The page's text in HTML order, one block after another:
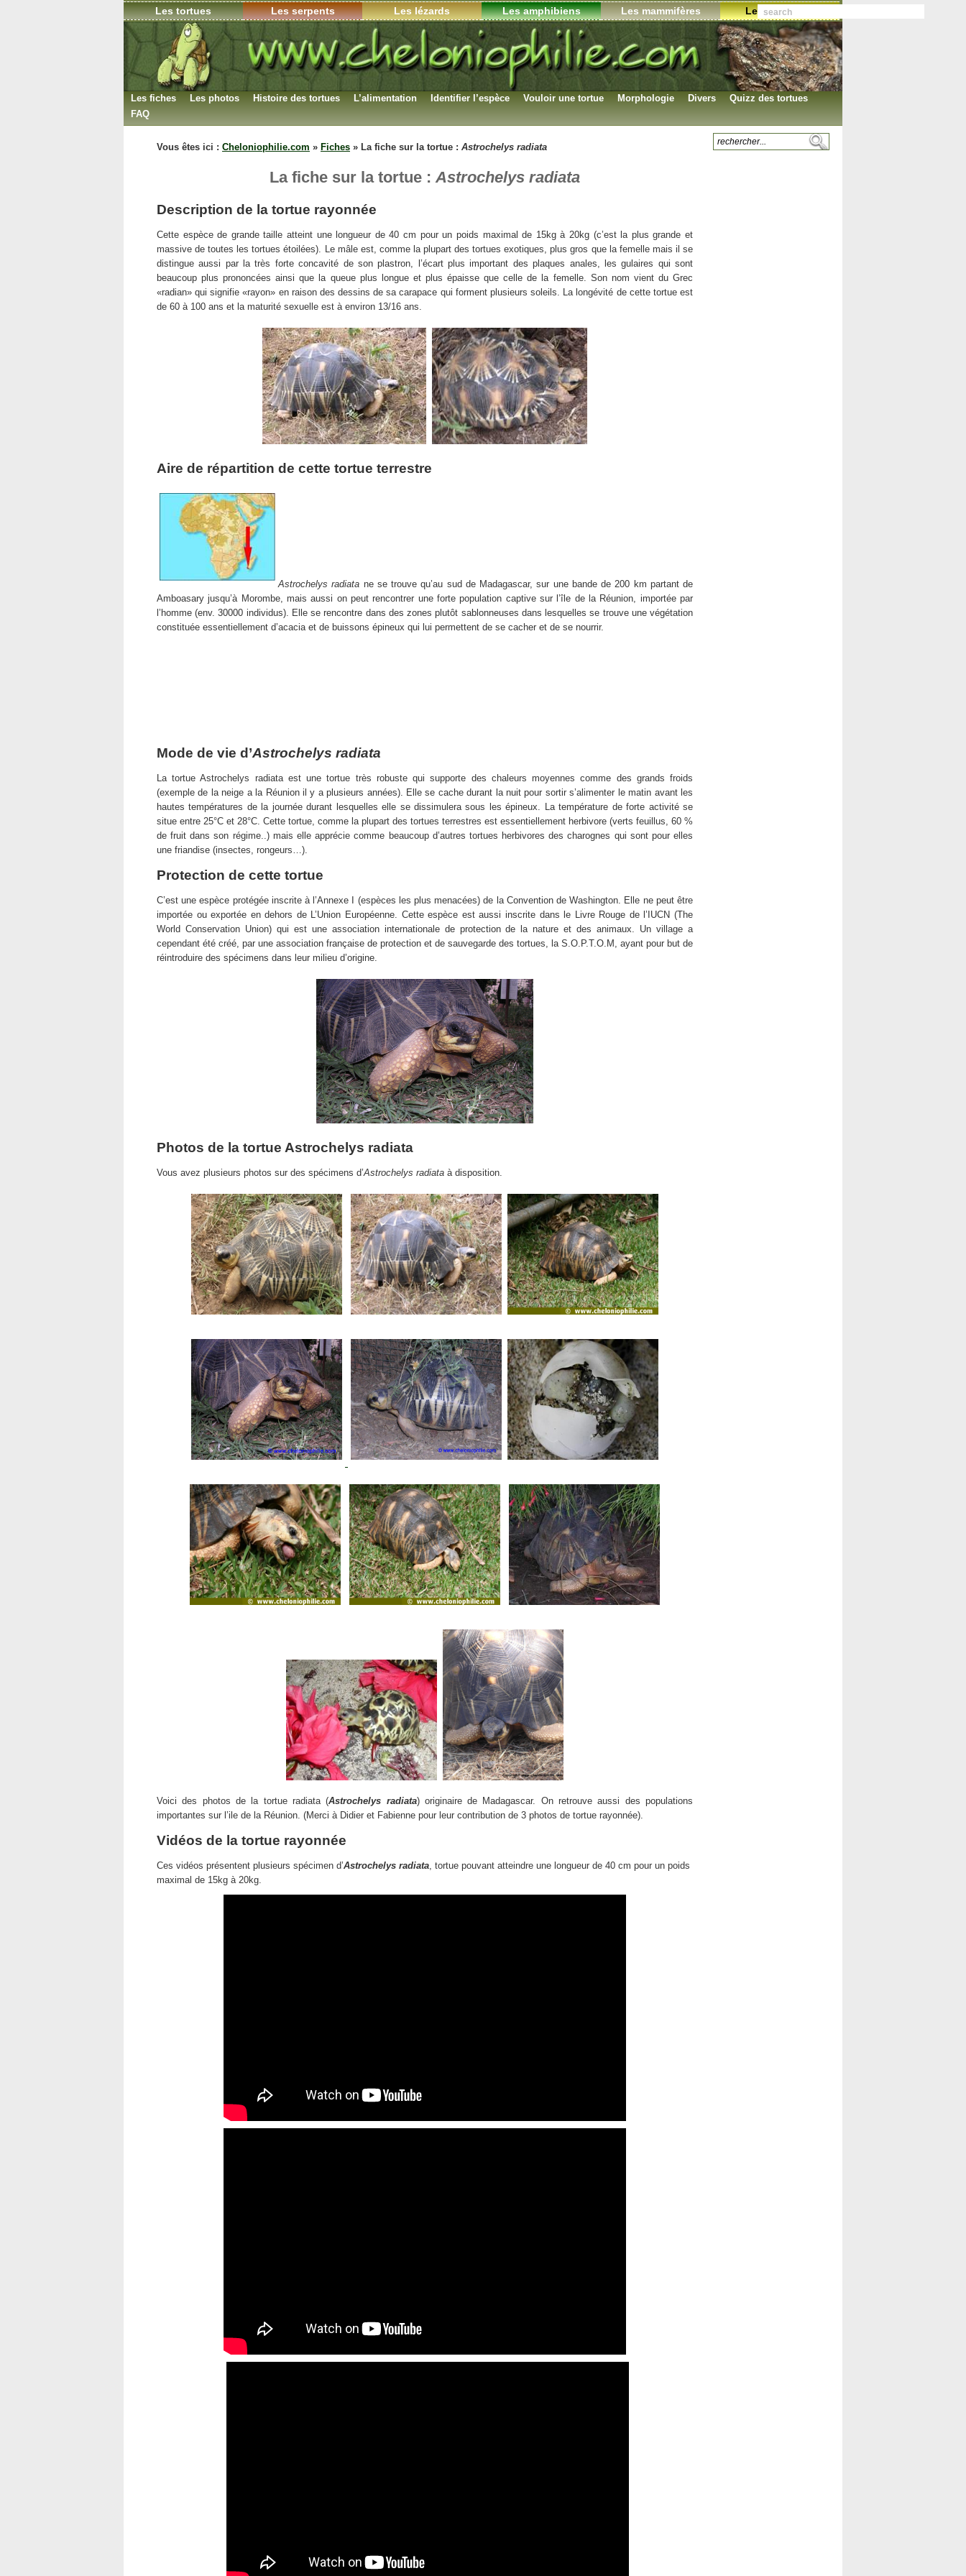
Les tortues Les serpents Les lézards Les amphibiens Les mammifères Les annonces
Les fiches Les photos Histoire des tortues L’alimentation Identifier l’espèce Vouloir une tortue Morphologie
Divers
identification
Les articles
Quizz des tortues
Les tortues
aquatiques
FAQ
L’hibernation
Les soins
Garder une carapace
Incubation des oeufs
Espérance de vie
Législation
Maladies
Vous êtes ici : Cheloniophilie.com » Fiches » La fiche sur la tortue : Astrochelys radiata
La fiche sur la tortue :Astrochelys radiata
Description de la tortue rayonnée
Cette espèce de grande taille atteint une longueur de 40 cm pour un poids maximal de 15kg à 20kg (c’est la plus grande et
massive de toutes les tortues étoilées). Le mâle est, comme la plupart des tortues exotiques, plus gros que la femelle mais il se
distingue aussi par la très forte concavité de son plastron, l’écart plus important des plaques anales, les gulaires qui sont
beaucoup plus prononcées ainsi que la queue plus longue et plus épaisse que celle de la femelle. Son nom vient du Grec
«radian» qui signifie «rayon» en raison des dessins de sa carapace qui forment plusieurs soleils. La longévité de cette tortue est
de 60 à 100 ans et la maturité sexuelle est à environ 13/16 ans.
Aire de répartition de cette tortue terrestre
Astrochelys radiata ne se trouve qu’au sud de Madagascar, sur une bande de 200 km partant de
Amboasary jusqu’à Morombe, mais aussi on peut rencontrer une forte population captive sur l’île de la Réunion, importée par
l’homme (env. 30000 individus). Elle se rencontre dans des zones plutôt sablonneuses dans lesquelles se trouve une végétation
constituée essentiellement d’acacia et de buissons épineux qui lui permettent de se cacher et de se nourrir.
Mode de vie d’Astrochelys radiata
La tortue Astrochelys radiata est une tortue très robuste qui supporte des chaleurs moyennes comme des grands froids
(exemple de la neige a la Réunion il y a plusieurs années). Elle se cache durant la nuit pour sortir s’alimenter le matin avant les
hautes températures de la journée durant lesquelles elle se dissimulera sous les épineux. La température de forte activité se
situe entre 25°C et 28°C. Cette tortue, comme la plupart des tortues terrestres est essentiellement herbivore (verts feuillus, 60 %
de fruit dans son régime..) mais elle apprécie comme beaucoup d’autres tortues herbivores des charognes qui sont pour elles
une friandise (insectes, rongeurs…).
Protection de cette tortue
C’est une espèce protégée inscrite à l’Annexe I (espèces les plus menacées) de la Convention de Washington. Elle ne peut être
importée ou exportée en dehors de L’Union Européenne. Cette espèce est aussi inscrite dans le Livre Rouge de l’IUCN (The
World Conservation Union) qui est une association internationale de protection de la nature et des animaux. Un village a
cependant été créé, par une association française de protection et de sauvegarde des tortues, la S.O.P.T.O.M, ayant pour but de
réintroduire des spécimens dans leur milieu d’origine.
Photos de la tortue Astrochelys radiata
Vous avez plusieurs photos sur des spécimens d’Astrochelys radiata à disposition.
Voici des photos de la tortue radiata (Astrochelys radiata) originaire de Madagascar. On retrouve aussi des populations
importantes sur l’ile de la Réunion. (Merci à Didier et Fabienne pour leur contribution de 3 photos de tortue rayonnée).
Vidéos de la tortue rayonnée
Ces vidéos présentent plusieurs spécimen d’Astrochelys radiata, tortue pouvant atteindre une longueur de 40 cm pour un poids
maximal de 15kg à 20kg.